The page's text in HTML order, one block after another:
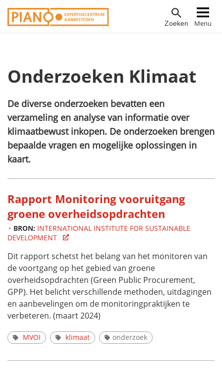
Overslaan
en
gaan
Zoeken Menu
Hoofdnavigatie
Onderzoeken Klimaat
De diverse onderzoeken bevatten een
verzameling en analyse van informatie over
klimaatbewust inkopen. De onderzoeken brengen
bepaalde vragen en mogelijke oplossingen in
kaart.
Rapport Monitoring vooruitgang
groene overheidsopdrachten
BRON: INTERNATIONAL INSTITUTE FOR SUSTAINABLE
DEVELOPMENT
Dit rapport schetst het belang van het monitoren van
de voortgang op het gebied van groene
overheidsopdrachten (Green Public Procurement,
GPP). Het belicht verschillende methoden, uitdagingen
en aanbevelingen om de monitoringpraktijken te
verbeteren. (maart 2024)
MVOI klimaat onderzoek